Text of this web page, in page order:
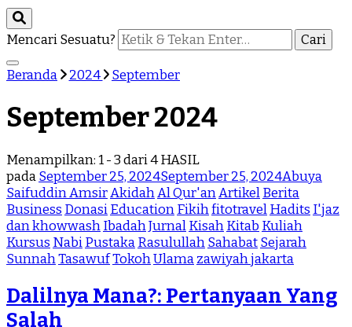
Mencari Sesuatu?
Beranda 2024 September
September 2024
Menampilkan: 1 - 3 dari 4 HASIL
padaSeptember 25, 2024September 25, 2024Abuya
Saifuddin AmsirAkidahAl Qur'anArtikelBerita
Business DonasiEducationFikihfitotravelHadits I'jaz
dan khowwashIbadahJurnalKisahKitab Kuliah
Kursus NabiPustakaRasulullahSahabatSejarah
SunnahTasawufTokohUlamazawiyah jakarta
Dalilnya Mana?: Pertanyaan Yang
Salah